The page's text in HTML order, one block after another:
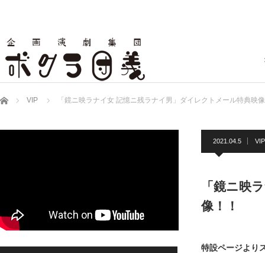
ホーム VIP 「鏡ニ映ラナイ女 記憶ニ残ラナイ男」ダイレクトメール特典映
2021.04.5 VIP
「鏡ニ映
像！！
特設ページより